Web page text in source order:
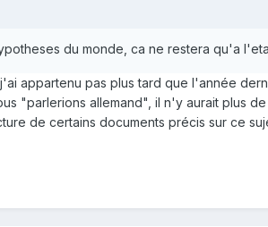
du monde, ca ne restera qu'a
appartenu pas plus tard que l'année
"parlerions allemand", il n'y aurait plus
de certains documents précis sur ce